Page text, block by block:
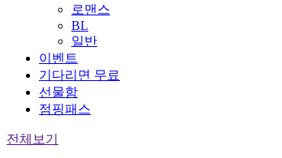
로맨스
BL
일반
이벤트
기다리면 무료
선물함
점핑패스
전체보기